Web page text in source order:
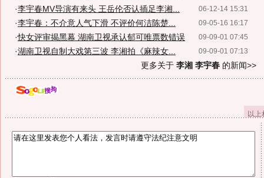
06-12-14 15:31
·李宇春MV导演有来头 王岳伦否认插足李湘...
09-05-16 16:17
·李宇春：不介意人气下滑 不评价何洁陈楚...
09-09-01 07:45
·快女评审揭黑幕 湖南卫视承认郁可唯票数错误
09-09-01 07:13
·湖南卫视自制大戏第三波 李湘拍《麻辣女...
更多关于 李湘 李宇春 的新闻>>
以